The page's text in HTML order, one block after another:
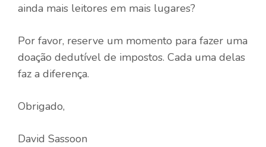
ainda mais leitores em mais lugares?
Por favor, reserve um momento para fazer uma
doação dedutível de impostos. Cada uma delas
faz a diferença.
Obrigado,
David Sassoon